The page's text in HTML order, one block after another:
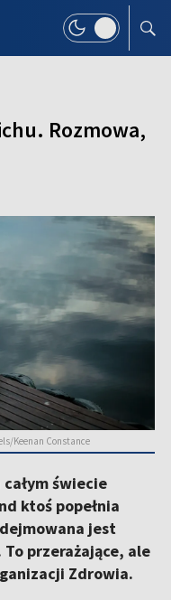
Rozmowa,
Keenan Constance
świecie
ktoś popełnia
jest
przerażające, ale
Zdrowia.